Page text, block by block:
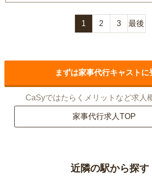
1 2 3 最後
まずは家事代行キャストに
CaSyではたらくメリットなど求人
家事代行求人TOP
近隣の駅から探す